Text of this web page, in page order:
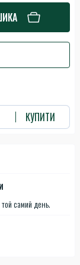
КУПИТИ
самий день.